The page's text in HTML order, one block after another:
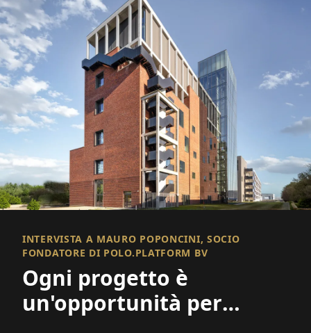
INTERVISTA A MAURO POPONCINI, SOCIO
FONDATORE DI POLO.PLATFORM BV
Ogni progetto è
un'opportunità per